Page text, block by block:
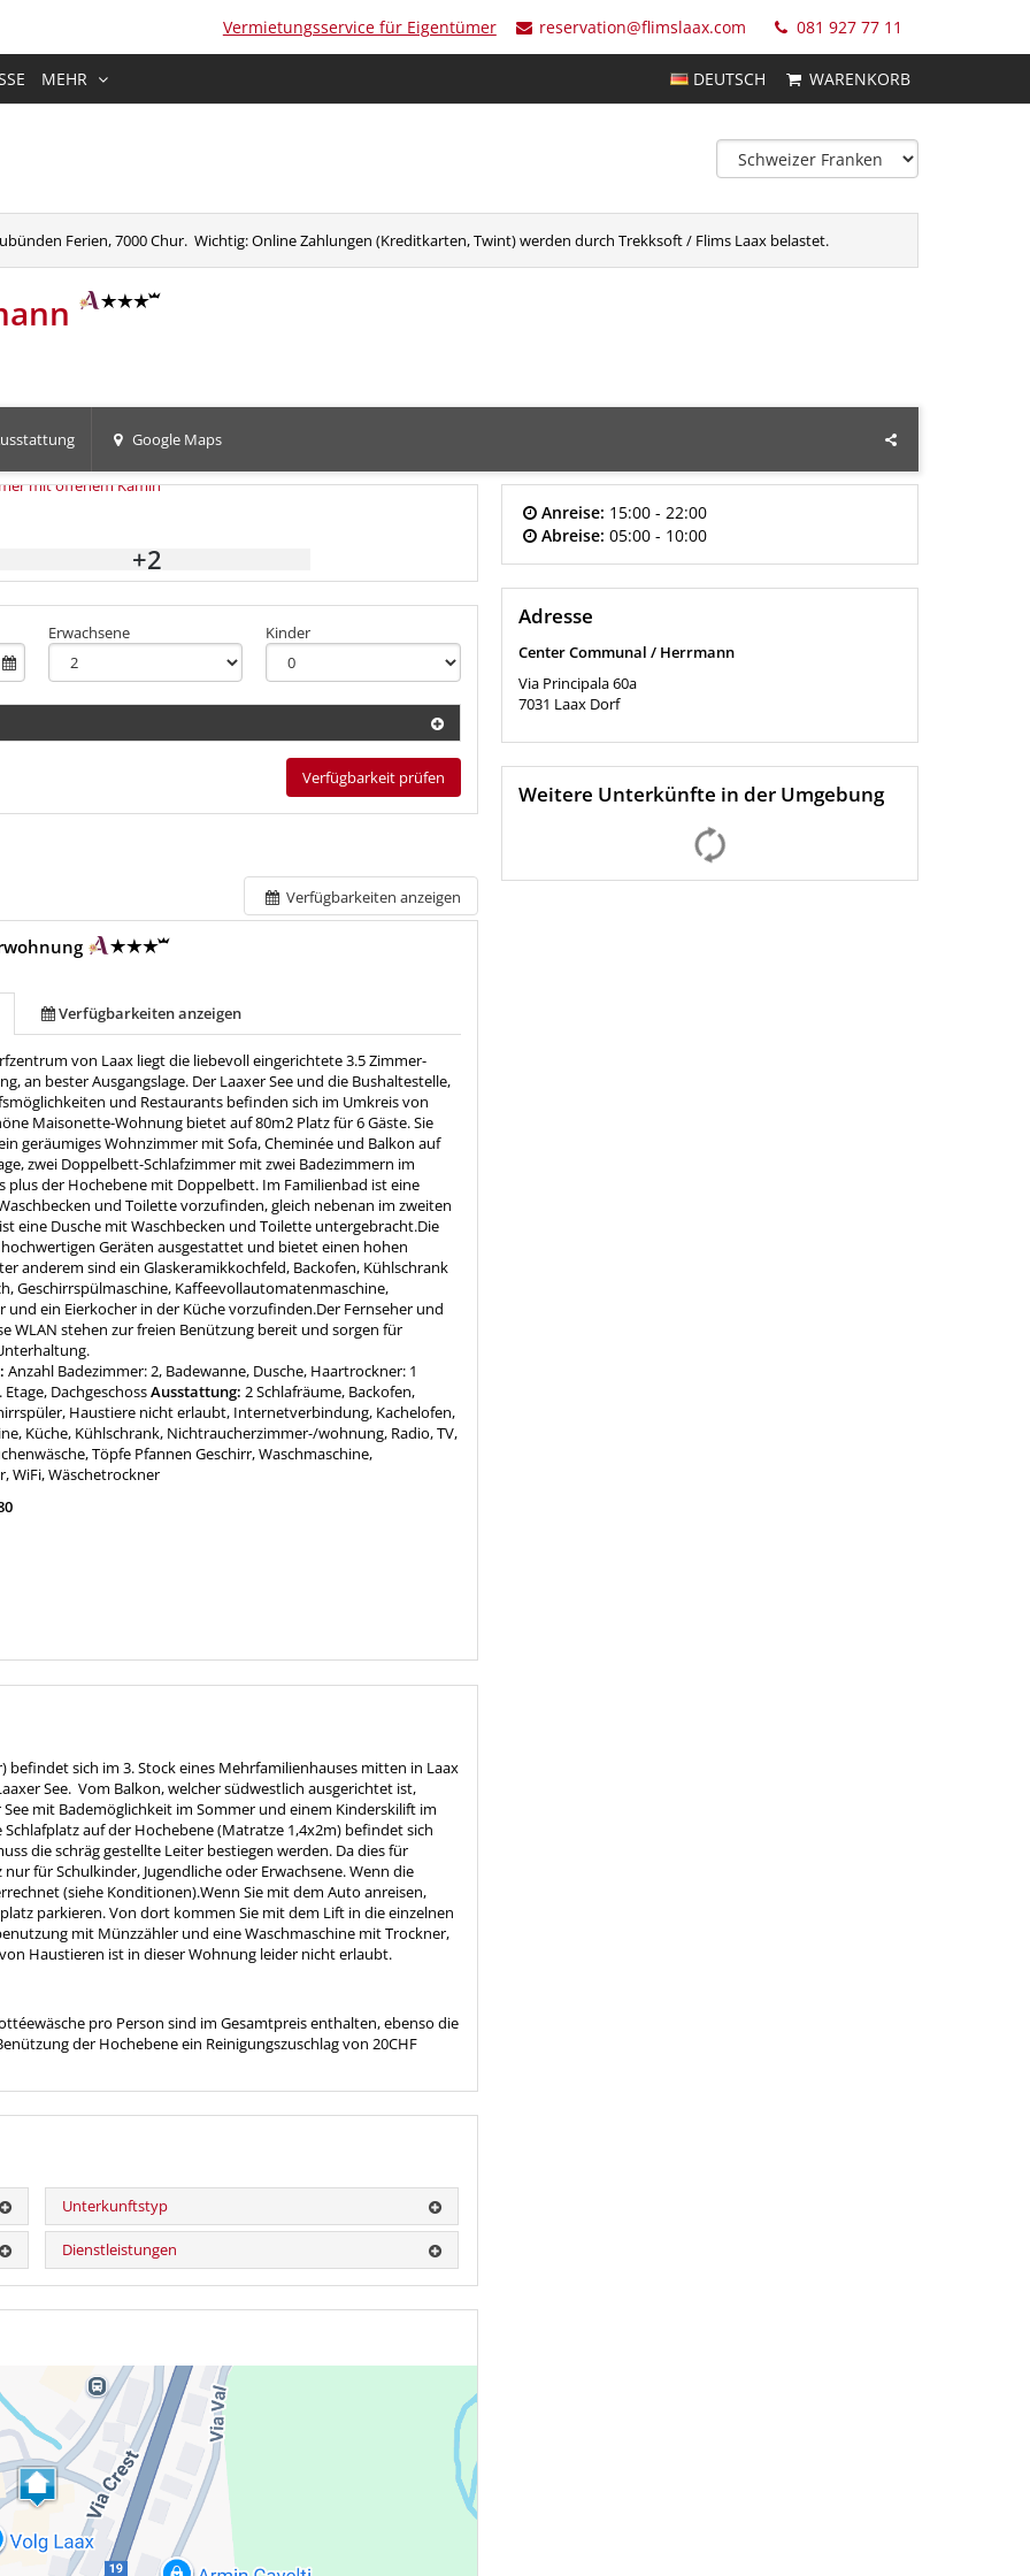
Vermietungsservice für Eigentümer reservation@flimslaax.com 081 927 77 11
DEUTSCH WARENKORB
MEHR
Ferien, 7000 Chur. Wichtig: Online Zahlungen (Kreditkarten, Twint) werden durch Trekksoft / Flims Laax belastet.
Google Maps
+2
Erwachsene Kinder
Verfügbarkeit prüfen
Verfügbarkeiten anzeigen
Verfügbarkeiten anzeigen
von Laax liegt die liebevoll eingerichtete 3.5 Zimmer-
an bester Ausgangslage. Der Laaxer See und die Bushaltestelle,
und Restaurants befinden sich im Umkreis von
Maisonette-Wohnung bietet auf 80m2 Platz für 6 Gäste. Sie
geräumiges Wohnzimmer mit Sofa, Cheminée und Balkon auf
zwei Doppelbett-Schlafzimmer mit zwei Badezimmern im
plus der Hochebene mit Doppelbett. Im Familienbad ist eine
und Toilette vorzufinden, gleich nebenan im zweiten
eine Dusche mit Waschbecken und Toilette untergebracht.Die
Geräten ausgestattet und bietet einen hohen
anderem sind ein Glaskeramikkochfeld, Backofen, Kühlschrank
Geschirrspülmaschine, Kaffeevollautomatenmaschine,
und ein Eierkocher in der Küche vorzufinden.Der Fernseher und
WLAN stehen zur freien Benützung bereit und sorgen für
Anzahl Badezimmer: 2, Badewanne, Dusche, Haartrockner: 1
Etage, DachgeschossAusstattung:2 Schlafräume, Backofen,
Haustiere nicht erlaubt, Internetverbindung, Kachelofen,
Küche, Kühlschrank, Nichtraucherzimmer-/wohnung, Radio, TV,
Töpfe Pfannen Geschirr, Waschmaschine,
WiFi, Wäschetrockner
sich im 3. Stock eines Mehrfamilienhauses mitten in Laax
See. Vom Balkon, welcher südwestlich ausgerichtet ist,
mit Bademöglichkeit im Sommer und einem Kinderskilift im
auf der Hochebene (Matratze 1,4x2m) befindet sich
die schräg gestellte Leiter bestiegen werden. Da dies für
für Schulkinder, Jugendliche oder Erwachsene. Wenn die
(siehe Konditionen).Wenn Sie mit dem Auto anreisen,
parkieren. Von dort kommen Sie mit dem Lift in die einzelnen
mit Münzzähler und eine Waschmaschine mit Trockner,
Haustieren ist in dieser Wohnung leider nicht erlaubt.
pro Person sind im Gesamtpreis enthalten, ebenso die
der Hochebene ein Reinigungszuschlag von 20CHF
Unterkunftstyp
Dienstleistungen
Anreise: 15:00 - 22:00
Abreise: 05:00 - 10:00
Adresse
Center Communal / Herrmann
Via Principala 60a
7031 Laax Dorf
Weitere Unterkünfte in der Umgebung